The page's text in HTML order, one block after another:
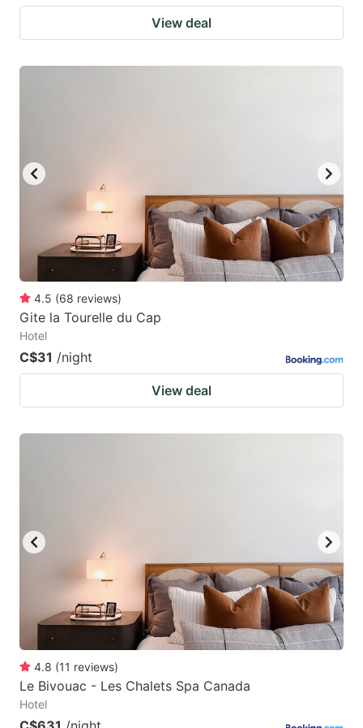
View deal
4.5 (68 reviews)
Gite la Tourelle du Cap
Hotel
C$31 /night
View deal
4.8 (11 reviews)
Le Bivouac - Les Chalets Spa Canada
Hotel